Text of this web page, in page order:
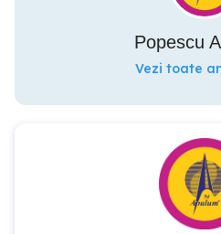
Popescu
Vezi toate